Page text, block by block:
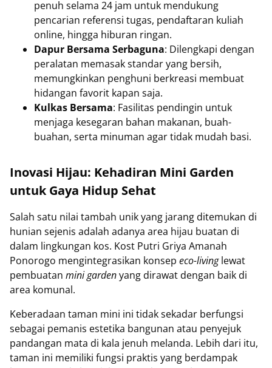
penuh selama 24 jam untuk mendukung
pencarian referensi tugas, pendaftaran kuliah
online, hingga hiburan ringan.
Dapur Bersama Serbaguna: Dilengkapi dengan
peralatan memasak standar yang bersih,
memungkinkan penghuni berkreasi membuat
hidangan favorit kapan saja.
Kulkas Bersama: Fasilitas pendingin untuk
menjaga kesegaran bahan makanan, buah-
buahan, serta minuman agar tidak mudah basi.
Inovasi Hijau: Kehadiran Mini Garden
untuk Gaya Hidup Sehat
Salah satu nilai tambah unik yang jarang ditemukan di
hunian sejenis adalah adanya area hijau buatan di
dalam lingkungan kos. Kost Putri Griya Amanah
Ponorogo mengintegrasikan konsep eco-livinglewat
pembuatan mini gardenyang dirawat dengan baik di
area komunal.
Keberadaan taman mini ini tidak sekadar berfungsi
sebagai pemanis estetika bangunan atau penyejuk
pandangan mata di kala jenuh melanda. Lebih dari itu,
taman ini memiliki fungsi praktis yang berdampak